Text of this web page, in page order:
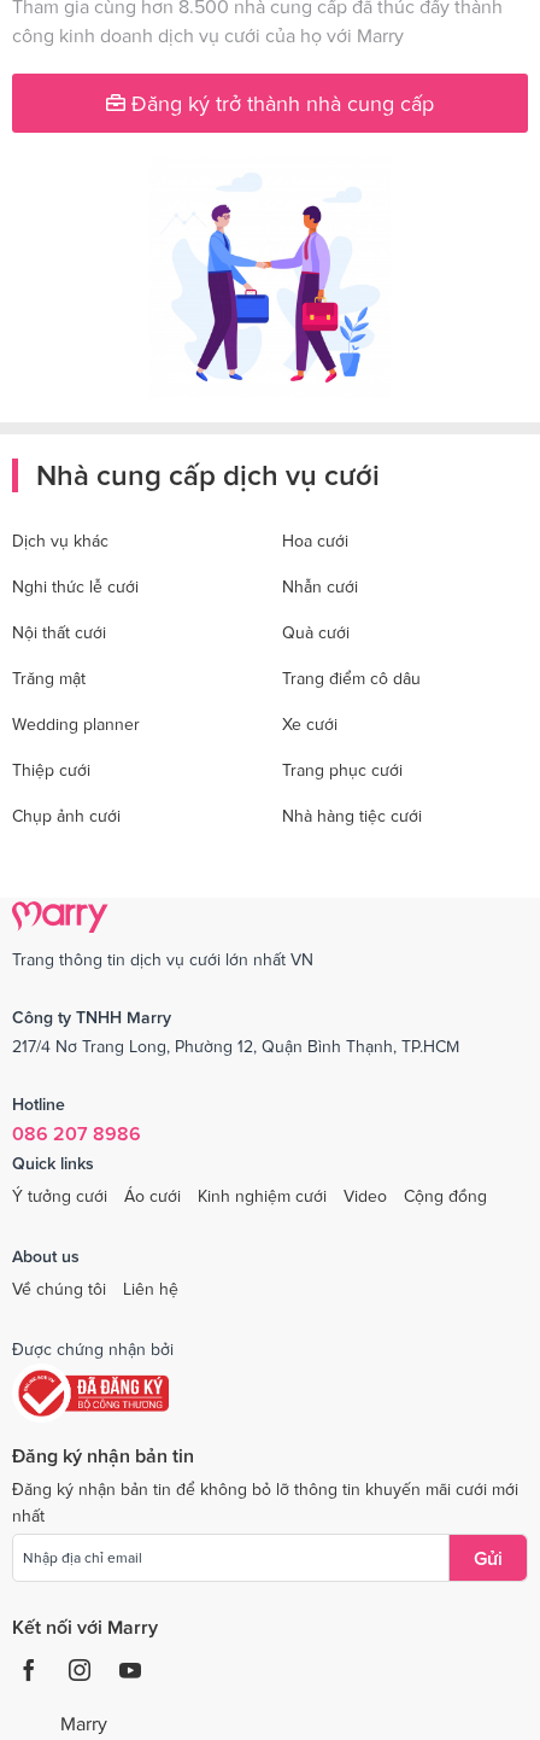
Tham gia cùng hơn 8.500 nhà cung cấp đã thúc đẩy thành
công kinh doanh dịch vụ cưới của họ với Marry
Đăng ký trở thành nhà cung cấp
Nhà cung cấp dịch vụ cưới
Dịch vụ khác Hoa cưới
Nghi thức lễ cưới Nhẫn cưới
Nội thất cưới Quà cưới
Trăng mật Trang điểm cô dâu
Wedding planner Xe cưới
Thiệp cưới Trang phục cưới
Chụp ảnh cưới Nhà hàng tiệc cưới
Trang thông tin dịch vụ cưới lớn nhất VN
Công ty TNHH Marry
217/4 Nơ Trang Long, Phường 12, Quận Bình Thạnh, TP.HCM
Hotline
086 207 8986
Quick links
Ý tưởng cưới
Áo cưới Kinh nghiệm cưới Video Cộng đồng
About us
Về chúng tôi
Liên hệ
Được chứng nhận bởi
Đăng ký nhận bản tin
Đăng ký nhận bản tin để không bỏ lỡ thông tin khuyến mãi cưới mới
nhất
Gửi
Kết nối với Marry
Marry